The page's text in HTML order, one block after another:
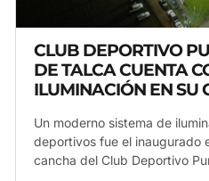
CLUB DEPORTIVO
DE TALCA CUENTA
ILUMINACIÓN EN SU
Un moderno sistema de
deportivos fue el inaugurado
cancha del Club Deportivo